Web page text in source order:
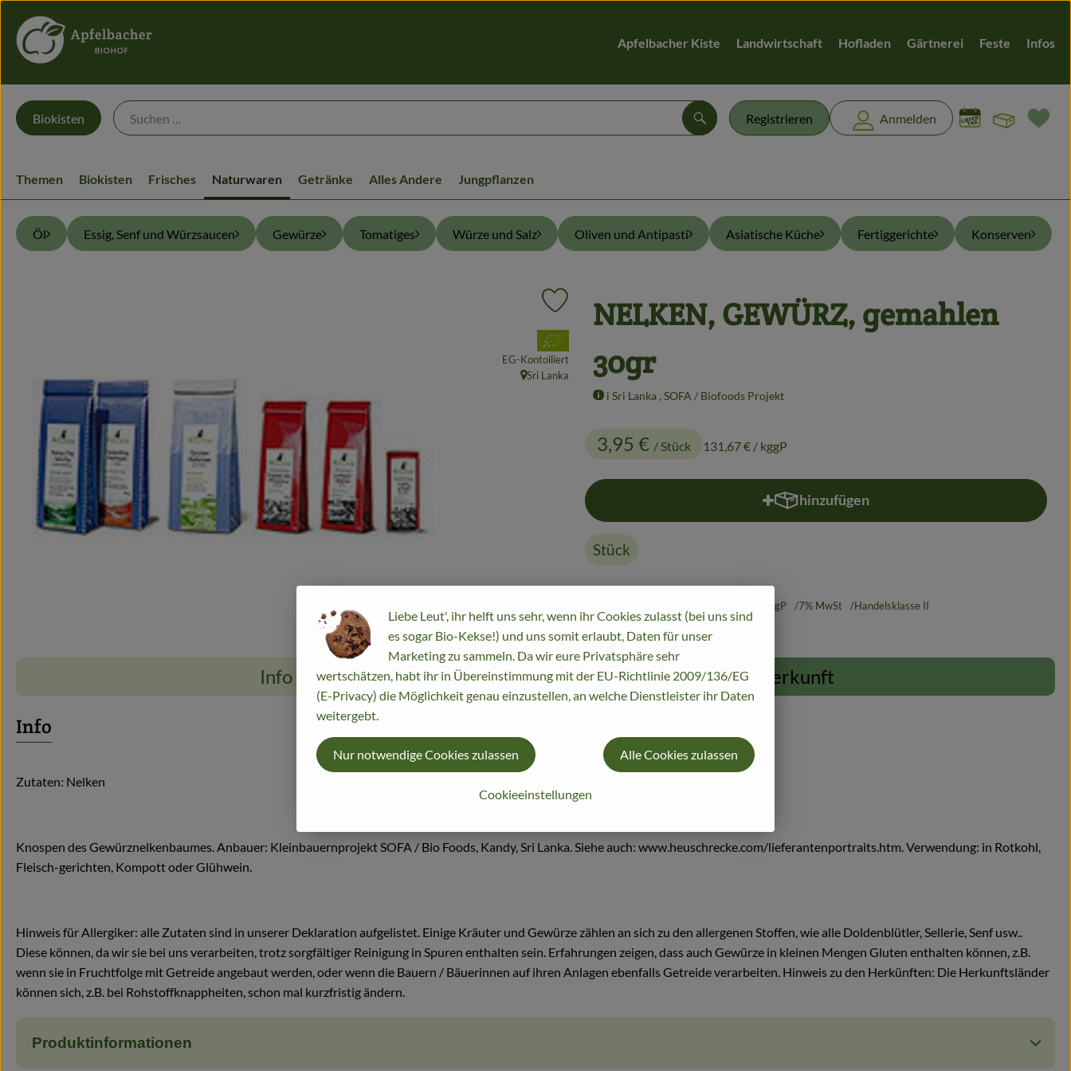
Apfelbacher Kiste Landwirtschaft Hofladen Gärtnerei Feste Infos
Registrieren Anmelden
Suchen
Biokisten
Themen Biokisten Frisches Naturwaren Getränke Alles Andere Jungpflanzen
Öl Essig, Senf und Würzsaucen Gewürze Tomatiges Würze und Salz Oliven und Antipasti Asiatische Küche Fertiggerichte Konserven
NELKEN, GEWÜRZ, gemahlen
30gr
i Sri Lanka , SOFA / Biofoods Projekt
3,95 € / Stück 131,67 € / kggP
Produkt zu Favouriten hinzufügen
, Verband:
EG-Kontolliert
, Herkunft:
Sri Lanka
hinzufügen
Produkt zum Warenkorb hinzufügen
Stück
/ kggP 7% MwSt Handelsklasse II
Info Herkunft
Info
Zutaten: Nelken
Knospen des Gewürznelkenbaumes. Anbauer: Kleinbauernprojekt SOFA / Bio Foods, Kandy, Sri Lanka. Siehe auch: www.heuschrecke.com/lieferantenportraits.htm. Verwendung: in Rotkohl,
Fleisch-gerichten, Kompott oder Glühwein.
Hinweis für Allergiker: alle Zutaten sind in unserer Deklaration aufgelistet. Einige Kräuter und Gewürze zählen an sich zu den allergenen Stoffen, wie alle Doldenblütler, Sellerie, Senf usw..
Diese können, da wir sie bei uns verarbeiten, trotz sorgfältiger Reinigung in Spuren enthalten sein. Erfahrungen zeigen, dass auch Gewürze in kleinen Mengen Gluten enthalten können, z.B.
wenn sie in Fruchtfolge mit Getreide angebaut werden, oder wenn die Bauern / Bäuerinnen auf ihren Anlagen ebenfalls Getreide verarbeiten. Hinweis zu den Herkünften: Die Herkunftsländer
können sich, z.B. bei Rohstoffknappheiten, schon mal kurzfristig ändern.
Produktinformationen
Liebe Leut', ihr helft uns sehr, wenn ihr Cookies zulasst (bei uns sind
es sogar Bio-Kekse!) und uns somit erlaubt, Daten für unser
Marketing zu sammeln. Da wir eure Privatsphäre sehr
wertschätzen, habt ihr in Übereinstimmung mit der EU-Richtlinie 2009/136/EG
(E-Privacy) die Möglichkeit genau einzustellen, an welche Dienstleister ihr Daten
weitergebt.
Cookieeinstellungen
Nur notwendige Cookies zulassen Alle Cookies zulassen